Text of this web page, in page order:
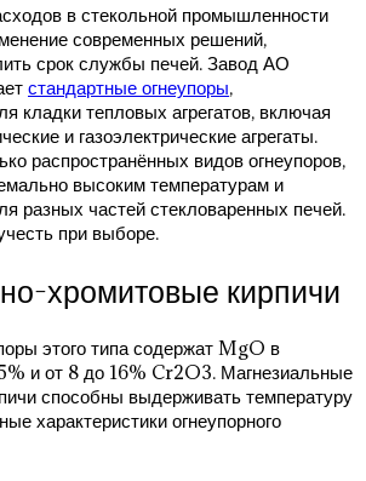
в стекольной промышленности
современных решений,
срок службы печей. Завод АО
стандартные огнеупоры,
кладки тепловых агрегатов, включая
и газоэлектрические агрегаты.
распространённых видов огнеупоров,
высоким температурам и
разных частей стекловаренных печей.
при выборе.
хромитовые кирпичи
этого типа содержат MgO в
и от 8 до 16% Cr2O3. Магнезиальные
способны выдерживать температуру
характеристики огнеупорного